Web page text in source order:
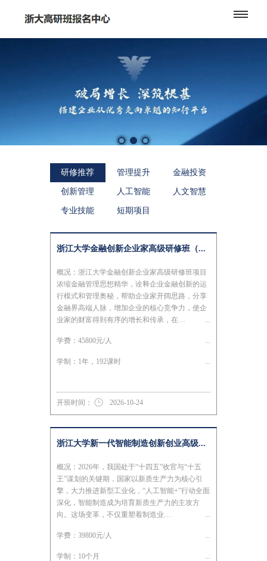
研修推荐 管理提升 金融投资
创新管理 人工智能 人文智慧
专业技能 短期项目
浙江大学金融创新企业家高级研修班（...
概况：浙江大学金融创新企业家高级研修班项目
浓缩金融管理思想精华，诠释企业金融创新的运
行模式和管理奥秘，帮助企业家开阔思路，分享
金融界高端人脉，增加企业的核心竞争力，使企
业家的财富得到有序的增长和传承，在…
学费：45800元/人
学制：1年，192课时
开班时间： 2026-10-24
浙江大学新一代智能制造创新创业高级...
概况：2026年，我国处于“十四五”收官与“十五
王”谋划的关键期，国家以新质生产力为核心引
擎，大力推进新型工业化，“人工智能+”行动全面
深化，智能制造成为培育新质生产力的主攻方
向。这场变革，不仅重塑着制造业…
学费：39800元/人
学制：10个月